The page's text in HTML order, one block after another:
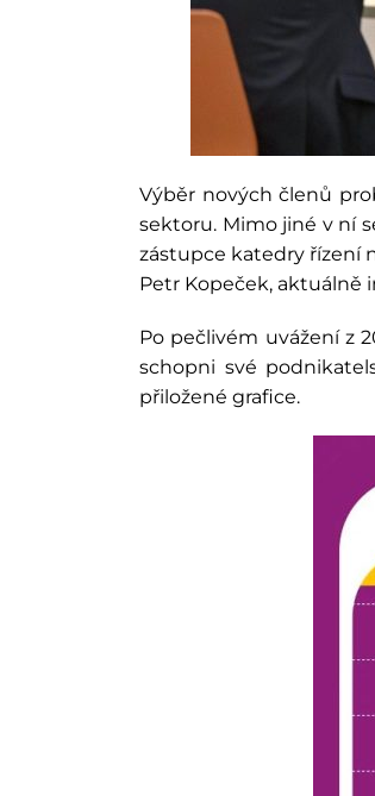
Výběr nových členů
sektoru. Mimo jiné v ní
zástupce katedry řízení
Petr Kopeček, aktuálně
Po pečlivém uvážení z
schopni své
přiložené grafice.